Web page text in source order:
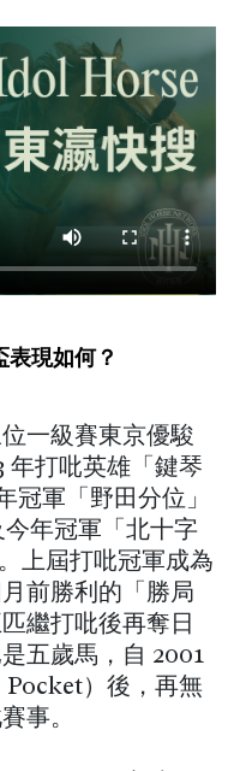
表現如何？
一級賽東京優駿
年打吡英雄「鍵琴
冠軍「野田分位」
今年冠軍「北十字
上屆打吡冠軍成為
前勝利的「勝局
繼打吡後再奪日
五歲馬，自 2001
）後，再無
事。